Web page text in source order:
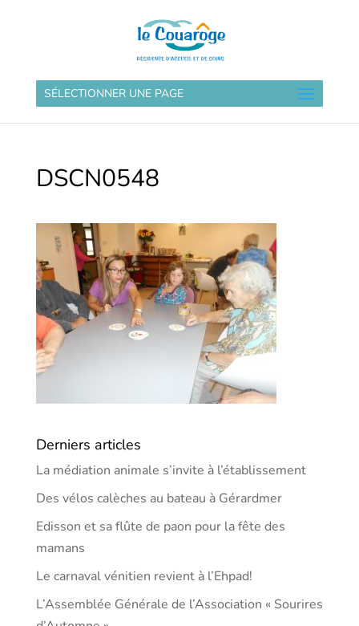
SÉLECTIONNER UNE PAGE
DSCN0548
Derniers articles
La médiation animale s’invite à l’établissement
Des vélos calèches au bateau à Gérardmer
Edisson et sa flûte de paon pour la fête des
mamans
Le carnaval vénitien revient à l’Ehpad!
L’Assemblée Générale de l’Association « Sourires